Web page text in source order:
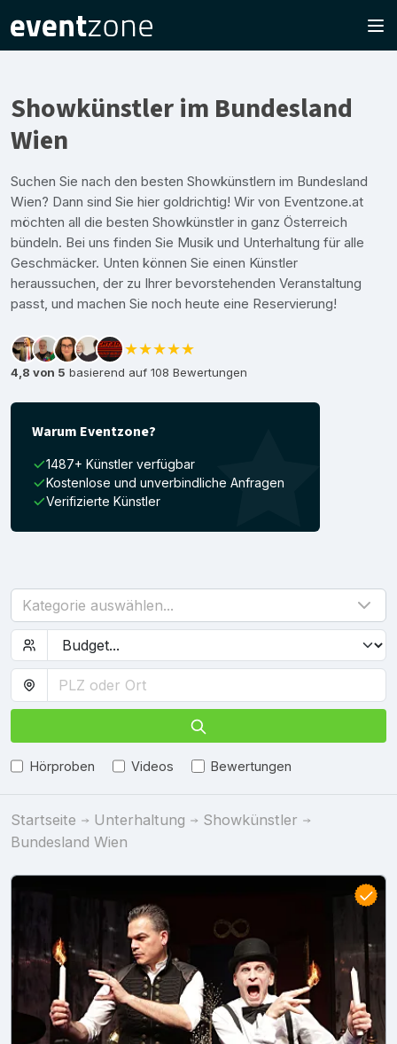
Showkünstler im Bundesland
Wien
Suchen Sie nach den besten Showkünstlern im Bundesland
Wien? Dann sind Sie hier goldrichtig! Wir von Eventzone.at
möchten all die besten Showkünstler in ganz Österreich
bündeln. Bei uns finden Sie Musik und Unterhaltung für alle
Geschmäcker. Unten können Sie einen Künstler
heraussuchen, der zu Ihrer bevorstehenden Veranstaltung
passt, und machen Sie noch heute eine Reservierung!
★★★★★
4,8 von 5 basierend auf 108 Bewertungen
Warum Eventzone?
1487+ Künstler verfügbar
Kostenlose und unverbindliche Anfragen
Verifizierte Künstler
Kategorie auswählen...
Hörproben Videos Bewertungen
Startseite Unterhaltung
Showkünstler
Bundesland Wien